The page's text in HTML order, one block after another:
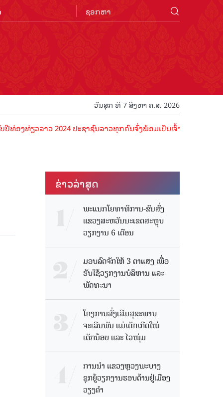
ວັນສຸກ ທີ 7 ສິງຫາ ຄ.ສ. 2026
ງທ່ຽວລາວ 2024 ປະຊາຊົນລາວທຸກຄົນຈົ່ງພ້ອມເປັນເຈົ້າພາບທີ່ດີ ຕ້ອນຮັ
ຂ່າວ​ລ່າ​ສຸດ
ພະແນກໂຍທາທິການ-ຂົນສົ່ງ
ແຂວງສະຫວັນນະເຂດສະຫຼຸບ
ວຽກງານ 6 ເດືອນ
ມອບລົດຈັກໃຫ້ 3 ຕາແສງ ເພື່ອ
ຮັບໃຊ້ວຽກງານບໍລິຫານ ແລະ
ພັດທະນາ
ໂຄງການສົ່ງເສີມສຸຂະພາບ
ຈະເລີນພັນ ແມ່ເດັກເກີດໃໝ່
ເດັກນ້ອຍ ແລະ ໄວໜຸ່ມ
ການນຳ ແຂວງຫຼວງພະບາງ
ຊຸກຍູ້ວຽກງານຮອບດ້ານຢູ່ເມືອງ
ວຽງຄໍາ